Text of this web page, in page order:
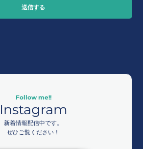
送信する
Follow me!!
Instagram
新着情報配信中です。
ぜひご覧ください！